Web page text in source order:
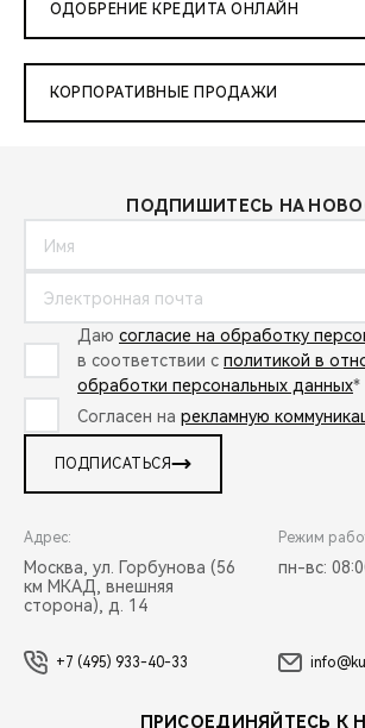
ОДОБРЕНИЕ КРЕДИТА ОНЛАЙН
КОРПОРАТИВНЫЕ ПРОДАЖИ
ПОДПИШИТЕСЬ НА
Даю согласие на обработку
в соответствии с политикой в
обработки персональных данных*
Согласен на рекламную
ПОДПИСАТЬСЯ
Адрес:
Москва, ул. Горбунова (56
км МКАД, внешняя
сторона), д. 14
Режим
пн-вс:
+7 (495) 933-40-33
ПРИСОЕДИНЯЙТЕСЬ К